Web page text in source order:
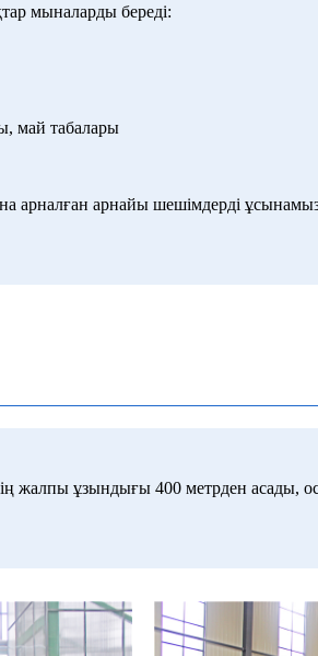
мыналарды береді:
май табалары
арналған арнайы шешімдерді
жалпы ұзындығы 400 метрден асады,